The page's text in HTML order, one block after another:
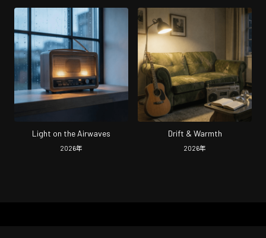
Light on the Airwaves
2026年
Drift & Warmth
2026年